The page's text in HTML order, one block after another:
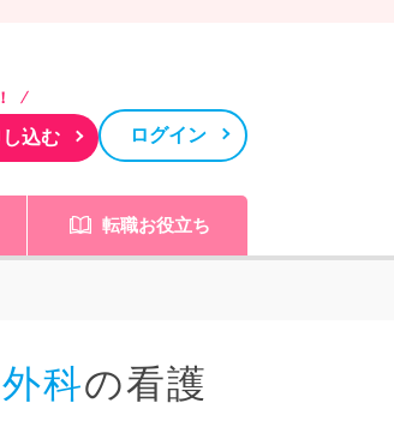
込む ログイン
転職お役立ち
科の看護